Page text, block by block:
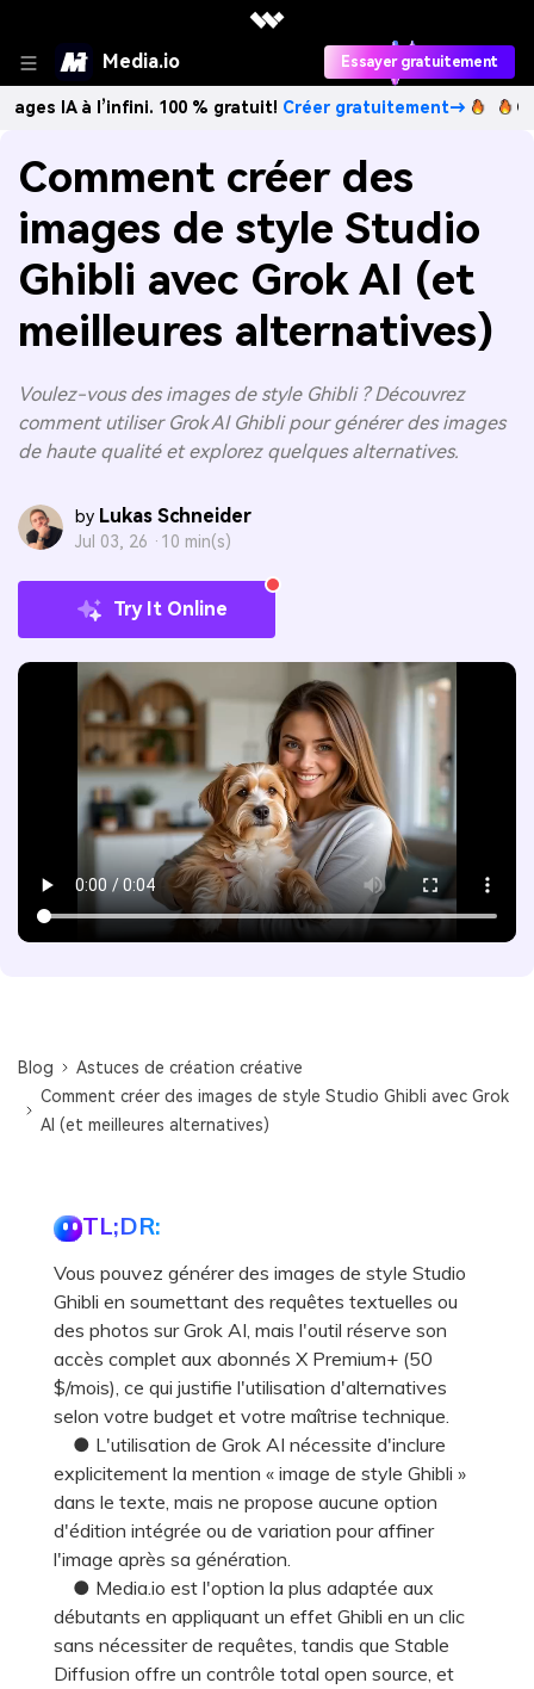
Media.io Essayer gratuitement
l’infini. 100 % gratuit!Créer gratuitement→ Créez des
Comment créer des
images de style Studio
Ghibli avec Grok AI (et
meilleures alternatives)
Voulez-vous des images de style Ghibli ? Découvrez
comment utiliser Grok AI Ghibli pour générer des images
de haute qualité et explorez quelques alternatives.
by Lukas Schneider
Jul 03, 26 · 10 min(s)
Try It Online
Blog
Astuces de création créative
Comment créer des images de style Studio Ghibli avec Grok
AI (et meilleures alternatives)
TL;DR:
Vous pouvez générer des images de style Studio
Ghibli en soumettant des requêtes textuelles ou
des photos sur Grok AI, mais l'outil réserve son
accès complet aux abonnés X Premium+ (50
$/mois), ce qui justifie l'utilisation d'alternatives
selon votre budget et votre maîtrise technique.
● L'utilisation de Grok AI nécessite d'inclure
explicitement la mention « image de style Ghibli »
dans le texte, mais ne propose aucune option
d'édition intégrée ou de variation pour affiner
l'image après sa génération.
● Media.io est l'option la plus adaptée aux
débutants en appliquant un effet Ghibli en un clic
sans nécessiter de requêtes, tandis que Stable
Diffusion offre un contrôle total open source, et